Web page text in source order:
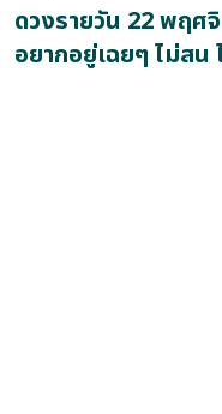
ดวงรายวัน 22 พฤศ
อยากอยู่เฉยๆ ไม่สน